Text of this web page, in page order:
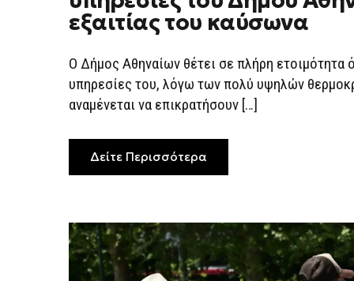
ΟΙ
ΥΠΗΡΕΣΊΕΣ
ΤΟΥ
ΑΘΗΝΑΊΩΝ
ΕΞΑΙΤΊΑΣ
ΤΟΥ
ΚΑΎΣΩΝΑ
εξαιτίας του καύσωνα
Ο Δήμος Αθηναίων θέτει σε πλήρη ετοιμότητα
υπηρεσίες του, λόγω των πολύ υψηλών
αναμένεται να επικρατήσουν […]
Δείτε Περισσότερα